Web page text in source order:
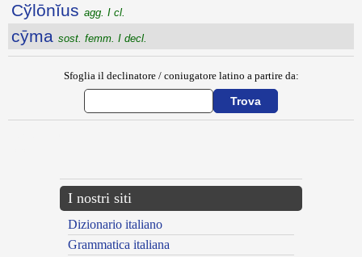
Cўlōnĭus agg. I cl.
cȳma sost. femm. I decl.
Sfoglia il declinatore / coniugatore latino a partire da:
I nostri siti
Dizionario italiano
Grammatica italiana